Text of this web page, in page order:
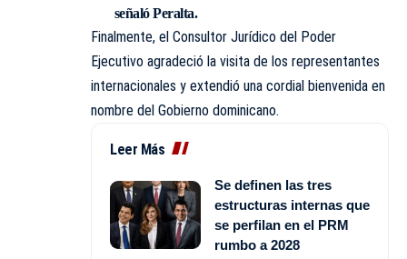
señaló Peralta.
Finalmente, el Consultor Jurídico del Poder
Ejecutivo agradeció la visita de los representantes
internacionales y extendió una cordial bienvenida en
nombre del Gobierno dominicano.
Leer Más
Se definen las tres
estructuras internas que
se perfilan en el PRM
rumbo a 2028